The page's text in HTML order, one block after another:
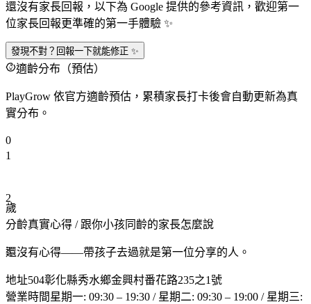
還沒有家長回報，以下為 Google 提供的參考資訊，歡迎第一
位家長回報更準確的第一手體驗 ✨
發現不對？回報一下就能修正 ✨
適齡分布（預估）
PlayGrow 依官方適齡預估，累積家長打卡後會自動更新為真
實分布。
0
1
2
3
歲
分齡真實心得 / 跟你小孩同齡的家長怎麼說
還沒有心得——帶孩子去過就是第一位分享的人。
地址504彰化縣秀水鄉金興村番花路235之1號
營業時間星期一: 09:30 – 19:30 / 星期二: 09:30 – 19:00 / 星期三: